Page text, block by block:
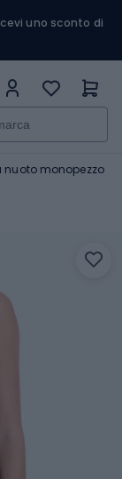
uno sconto di
monopezzo